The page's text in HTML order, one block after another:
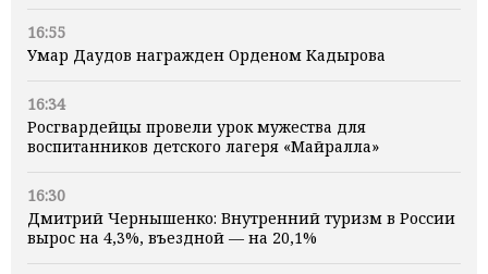
16:55
Умар Даудов награжден Орденом Кадырова
16:34
Росгвардейцы провели урок мужества для
воспитанников детского лагеря «Майралла»
16:30
Дмитрий Чернышенко: Внутренний туризм в России
вырос на 4,3%, въездной — на 20,1%